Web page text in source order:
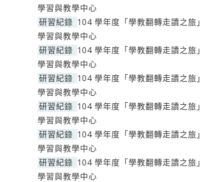
學習與教學中心
研習紀錄 104 學年度「學教翻轉走讀之旅」
學習與教學中心
研習紀錄 104 學年度「學教翻轉走讀之旅」
學習與教學中心
研習紀錄 104 學年度「學教翻轉走讀之旅」
學習與教學中心
研習紀錄 104 學年度「學教翻轉走讀之旅」
學習與教學中心
研習紀錄 104 學年度「學教翻轉走讀之旅」
學習與教學中心
研習紀錄 104 學年度「學教翻轉走讀之旅」
學習與教學中心